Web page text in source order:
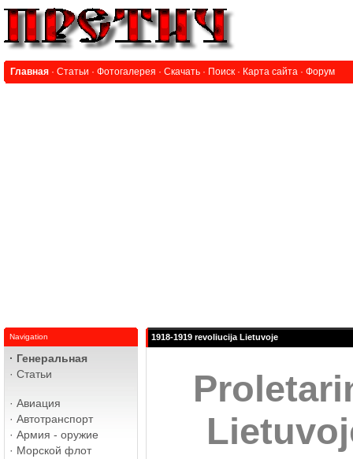
Главная · Статьи · Фотогалерея · Скачать · Поиск · Карта сайта · Форум
Navigation
· Генеральная
· Статьи
· Авиация
· Автотранспорт
· Армия - оружие
· Морской флот
1918-1919 revoliucija Lietuvoje